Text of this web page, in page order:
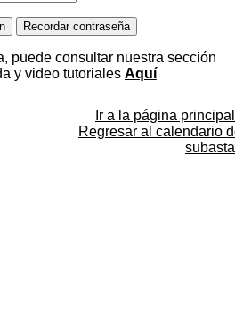
puede consultar nuestra sección
y video tutoriales Aquí
Ir a la página principal
Regresar al calendario